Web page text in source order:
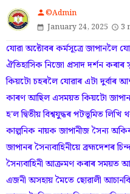
person©Admin
January 24, 2025
3
যোৱা অক্টোবৰ কৰ্মসূত্ৰে জাপানলৈ
ঐতিহাসিক নিজো প্ৰসাদ দৰ্শন
কিয়টো চহৰলৈ যোৱাৰ এটা দুৰ্বাৰ
কাৰণ আছিল এসময়ত কিয়টো
হ'ল দ্বিতীয় বিশ্বযুদ্ধৰ পটভূমিত
কাল্পনিক নায়ক জাপানীজ সৈন্য
জাপানৰ সৈন্যবাহিনীয়ে ব্ৰহ্মদেশৰ
সৈন্যবাহিনী আক্ৰমণ কৰাৰ সময়ত
এজনী অসহায় মৈতে ছোৱালী